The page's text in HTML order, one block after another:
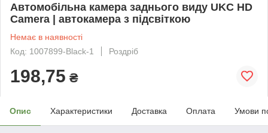
Автомобільна камера заднього виду UKC HD
Camera | автокамера з підсвіткою
Немає в наявності
Код: 1007899-Black-1
Роздріб
198,75 ₴
Опис Характеристики Доставка Оплата Умови